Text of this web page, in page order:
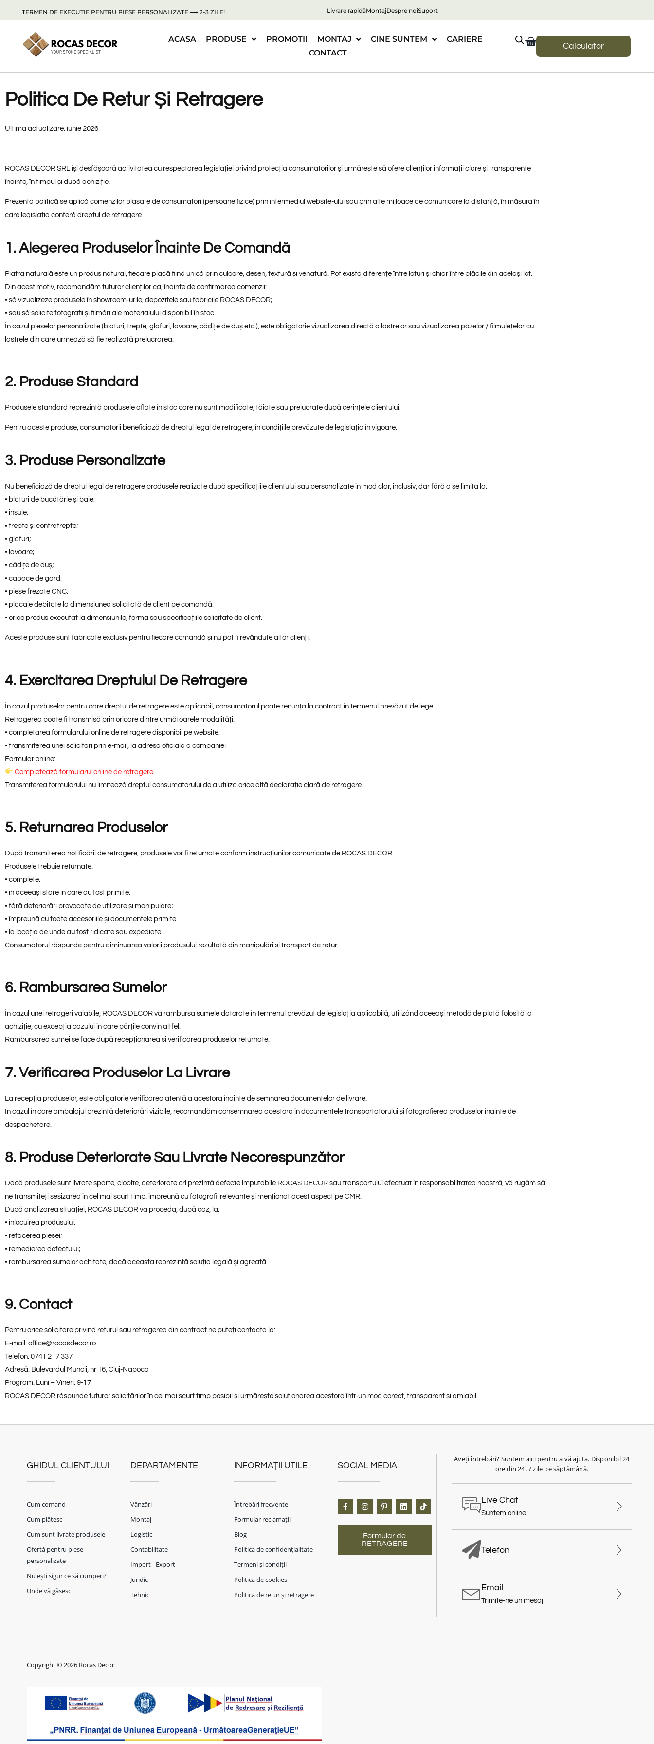
TERMEN DE EXECUȚIE PENTRU PIESE PERSONALIZATE ⟶ 2-3 ZILE! Livrare rapidăMontajDespre noiSuport
ACASA PRODUSE PROMOTII MONTAJ CINE SUNTEM
CARIERE
CONTACT
Calculator
Politica De Retur Și Retragere
Ultima actualizare: iunie 2026
ROCAS DECOR SRL își desfășoară activitatea cu respectarea legislației privind protecția consumatorilor și urmărește să ofere clienților informații clare și transparente
înainte, în timpul și după achiziție.
Prezenta politică se aplică comenzilor plasate de consumatori (persoane fizice) prin intermediul website-ului sau prin alte mijloace de comunicare la distanță, în măsura în
care legislația conferă dreptul de retragere.
1. Alegerea Produselor Înainte De Comandă
Piatra naturală este un produs natural, fiecare placă fiind unică prin culoare, desen, textură și venatură. Pot exista diferențe între loturi și chiar între plăcile din același lot.
Din acest motiv, recomandăm tuturor clienților ca, înainte de confirmarea comenzii:
• să vizualizeze produsele în showroom-urile, depozitele sau fabricile ROCAS DECOR;
• sau să solicite fotografii și filmări ale materialului disponibil în stoc.
În cazul pieselor personalizate (blaturi, trepte, glafuri, lavoare, cădițe de duș etc.), este obligatorie vizualizarea directă a lastrelor sau vizualizarea pozelor / filmulețelor cu
lastrele din care urmează să fie realizată prelucrarea.
2. Produse Standard
Produsele standard reprezintă produsele aflate în stoc care nu sunt modificate, tăiate sau prelucrate după cerințele clientului.
Pentru aceste produse, consumatorii beneficiază de dreptul legal de retragere, în condițiile prevăzute de legislația în vigoare.
3. Produse Personalizate
Nu beneficiază de dreptul legal de retragere produsele realizate după specificațiile clientului sau personalizate în mod clar, inclusiv, dar fără a se limita la:
• blaturi de bucătărie și baie;
• insule;
• trepte și contratrepte;
• glafuri;
• lavoare;
• cădițe de duș;
• capace de gard;
• piese frezate CNC;
• placaje debitate la dimensiunea solicitată de client pe comandă;
• orice produs executat la dimensiunile, forma sau specificațiile solicitate de client.
Aceste produse sunt fabricate exclusiv pentru fiecare comandă și nu pot fi revândute altor clienți.
4. Exercitarea Dreptului De Retragere
În cazul produselor pentru care dreptul de retragere este aplicabil, consumatorul poate renunța la contract în termenul prevăzut de lege.
Retragerea poate fi transmisă prin oricare dintre următoarele modalități:
• completarea formularului online de retragere disponibil pe website;
• transmiterea unei solicitari prin e-mail, la adresa oficiala a companiei
Formular online:
Completează formularul online de retragere
Transmiterea formularului nu limitează dreptul consumatorului de a utiliza orice altă declarație clară de retragere.
5. Returnarea Produselor
După transmiterea notificării de retragere, produsele vor fi returnate conform instrucțiunilor comunicate de ROCAS DECOR.
Produsele trebuie returnate:
• complete;
• în aceeași stare în care au fost primite;
• fără deteriorări provocate de utilizare și manipulare;
• împreună cu toate accesoriile și documentele primite.
• la locația de unde au fost ridicate sau expediate
Consumatorul răspunde pentru diminuarea valorii produsului rezultată din manipulări si transport de retur.
6. Rambursarea Sumelor
În cazul unei retrageri valabile, ROCAS DECOR va rambursa sumele datorate în termenul prevăzut de legislația aplicabilă, utilizând aceeași metodă de plată folosită la
achiziție, cu excepția cazului în care părțile convin altfel.
Rambursarea sumei se face după recepționarea și verificarea produselor returnate.
7. Verificarea Produselor La Livrare
La recepția produselor, este obligatorie verificarea atentă a acestora înainte de semnarea documentelor de livrare.
În cazul în care ambalajul prezintă deteriorări vizibile, recomandăm consemnarea acestora în documentele transportatorului și fotografierea produselor înainte de
despachetare.
8. Produse Deteriorate Sau Livrate Necorespunzător
Dacă produsele sunt livrate sparte, ciobite, deteriorate ori prezintă defecte imputabile ROCAS DECOR sau transportului efectuat în responsabilitatea noastră, vă rugăm să
ne transmiteți sesizarea în cel mai scurt timp, împreună cu fotografii relevante și menționat acest aspect pe CMR.
După analizarea situației, ROCAS DECOR va proceda, după caz, la:
• înlocuirea produsului;
• refacerea piesei;
• remedierea defectului;
• rambursarea sumelor achitate, dacă aceasta reprezintă soluția legală și agreată.
9. Contact
Pentru orice solicitare privind returul sau retragerea din contract ne puteți contacta la:
E-mail: office@rocasdecor.ro
Telefon: 0741 217 337
Adresă: Bulevardul Muncii, nr 16, Cluj-Napoca
Program: Luni – Vineri: 9-17
ROCAS DECOR răspunde tuturor solicitărilor în cel mai scurt timp posibil și urmărește soluționarea acestora într-un mod corect, transparent și amiabil.
GHIDUL CLIENTULUI
Cum comand
Cum plătesc
Cum sunt livrate produsele
Ofertă pentru piese
personalizate
Nu ești sigur ce să cumperi?
Unde vă găsesc
DEPARTAMENTE
Vânzări
Montaj
Logistic
Contabilitate
Import - Export
Juridic
Tehnic
INFORMAȚII UTILE
Întrebări frecvente
Formular reclamații
Blog
Politica de confidențialitate
Termeni și condiții
Politica de cookies
Politica de retur și retragere
SOCIAL MEDIA
Formular de
RETRAGERE
Aveți întrebări? Suntem aici pentru a vă ajuta. Disponibil 24
ore din 24, 7 zile pe săptămână.
Live Chat
Suntem online
Telefon
Email
Trimite-ne un mesaj
Copyright © 2026 Rocas Decor